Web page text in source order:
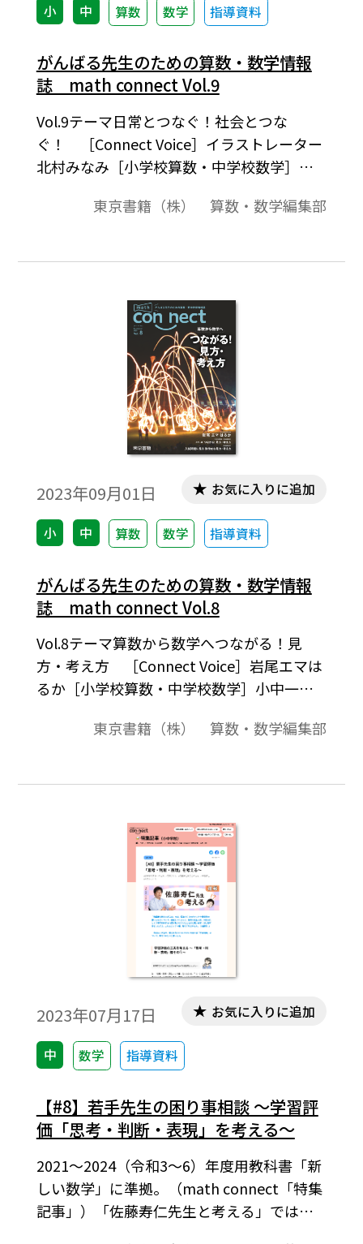
小 中 算数 数学 指導資料
がんばる先生のための算数・数学情報
誌 math connect Vol.9
Vol.9テーマ日常とつなぐ！社会とつな
ぐ！ ［Connect Voice］イラストレーター
北村みなみ［小学校算数・中学校数学］身
数］令和 6 年度『新編 新しい算数』教師用
東京書籍（株） 算数・数学編集部
2023年09月01日
小 中 算数 数学 指導資料
お気に入りに追加
がんばる先生のための算数・数学情報
誌 math connect Vol.8
Vol.8テーマ算数から数学へつながる！見
方・考え方 ［Connect Voice］岩尾エマは
るか［小学校算数・中学校数学］小中一貫
試問題に見る 数学的な見方・考え方
東京書籍（株） 算数・数学編集部
2023年07月17日
中 数学 指導資料
お気に入りに追加
【#8】若手先生の困り事相談 ～学習評
価「思考・判断・表現」を考える～
2021～2024（令和3～6）年度用教科書「新
しい数学」に準拠。（math connect「特集
記事」）「佐藤寿仁先生と考える」では、